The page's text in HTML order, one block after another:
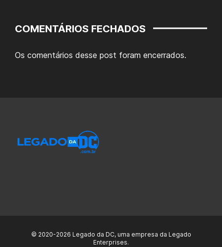
COMENTÁRIOS FECHADOS
Os comentários desse post foram encerrados.
© 2020-2026 Legado da DC, uma empresa da Legado
Enterprises.